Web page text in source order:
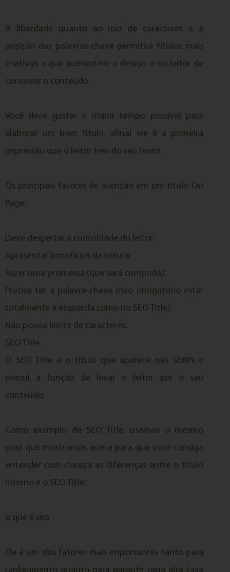
A liberdade quanto ao uso de caracteres e à
posição das palavras-chave permitirá títulos mais
criativos e que aumentem o desejo o no leitor de
consumir o conteúdo.
Você deve gastar o maior tempo possível para
elaborar um bom título, afinal ele é a primeira
impressão que o leitor tem do seu texto.
Os principais fatores de atenção em um título On
Page:
Deve despertar a curiosidade do leitor;
Apresentar benefícios da leitura;
Fazer uma promessa (que será cumprida);
Precisa ter a palavra-chave (não obrigatório estar
totalmente à esquerda como no SEO Title);
Não possui limite de caracteres.
SEO Title
O SEO Title é o título que aparece nas SERPs e
possui a função de levar o leitor até o seu
conteúdo.
Como exemplo de SEO Title, usamos o mesmo
post que mostramos acima para que você consiga
entender com clareza as diferenças entre o título
interno e o SEO Title:
o que é seo
Ele é um dos fatores mais importantes tanto para